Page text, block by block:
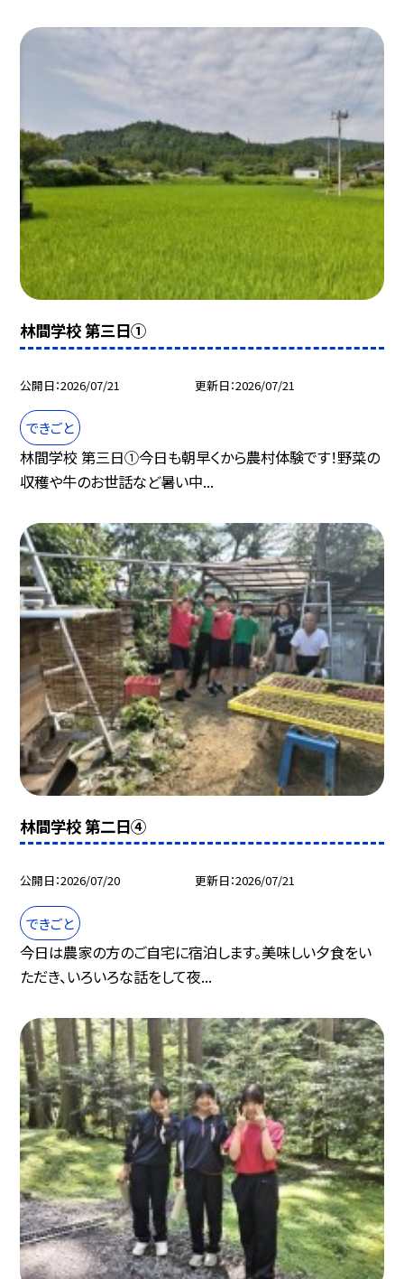
林間学校 第三日①
公開日 2026/07/21 更新日 2026/07/21
できごと
林間学校 第三日①今日も朝早くから農村体験です！野菜の
収穫や牛のお世話など暑い中...
林間学校 第二日④
公開日 2026/07/20 更新日 2026/07/21
できごと
今日は農家の方のご自宅に宿泊します。美味しい夕食をい
ただき、いろいろな話をして夜...